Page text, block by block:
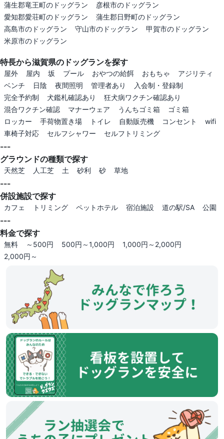
蒲生郡竜王町のドッグラン
彦根市のドッグラン
愛知郡愛荘町のドッグラン
蒲生郡日野町のドッグラン
高島市のドッグラン
守山市のドッグラン
甲賀市のドッグラン
米原市のドッグラン
特長から滋賀県のドッグランを探す
屋外 屋内 坂 プール おやつの給餌 おもちゃ
アジリティ
ベンチ
日陰 夜間照明 管理者あり
入会制・登録制
完全予約制
犬鑑札確認あり
狂犬病ワクチン確認あり
混合ワクチン確認
マナーウェア うんちゴミ箱
ゴミ箱
ロッカー
手荷物置き場 トイレ 自動販売機 コンセント
wifi
車椅子対応
セルフシャワー セルフトリミング
---
グラウンドの種類で探す
天然芝 人工芝 土 砂利 砂 草地
---
併設施設で探す
カフェ トリミング ペットホテル 宿泊施設 道の駅/SA 公園
---
料金で探す
無料 ～500円 500円～1,000円
1,000円～2,000円
2,000円～